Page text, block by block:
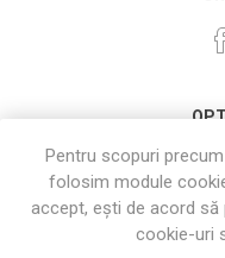
Pentru scopuri
folosim module
accept, ești de acord
cookie-uri